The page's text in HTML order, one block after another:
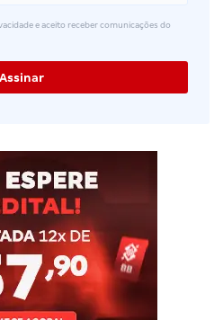
e aceito receber comunicações do